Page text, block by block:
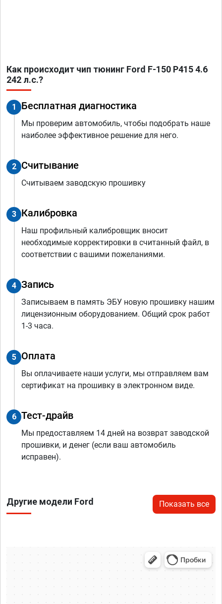
Как происходит чип тюнинг Ford F-150 P415 4.6
242 л.с.?
1 Бесплатная диагностика
Мы проверим автомобиль, чтобы подобрать наше
наиболее эффективное решение для него.
2 Считывание
Считываем заводскую прошивку
3 Калибровка
Наш профильный калибровщик вносит
необходимые корректировки в считанный файл, в
соответствии с вашими пожеланиями.
4 Запись
Записываем в память ЭБУ новую прошивку нашим
лицензионным оборудованием. Общий срок работ
1-3 часа.
5 Оплата
Вы оплачиваете наши услуги, мы отправляем вам
сертификат на прошивку в электронном виде.
6 Тест-драйв
Мы предоставляем 14 дней на возврат заводской
прошивки, и денег (если ваш автомобиль
исправен).
Другие модели Ford Показать все